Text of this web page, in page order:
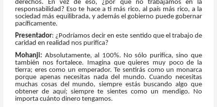
derechos. En vez de eso, ¿por qué no trabajamos en la
responsabilidad? Eso te hace a ti más rico, al país más rico, a la
sociedad más equilibrada, y además el gobierno puede gobernar
pacíficamente.
Presentador: ¿Podríamos decir en este sentido que el trabajo de
caridad en realidad nos purifica?
Mohanji: Absolutamente, al 100%. No sólo purifica, sino que
también nos fortalece. Imagina que quieres muy poco de la
tierra; eres como un emperador. Te sentirás como un monarca
porque apenas necesitas nada del mundo. Cuando necesitas
muchas cosas del mundo, siempre estás buscando algo que
obtener de aquí; siempre te sientes como un mendigo. No
importa cuánto dinero tengamos.